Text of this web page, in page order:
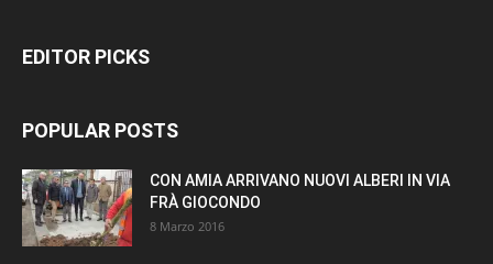
EDITOR PICKS
POPULAR POSTS
CON AMIA ARRIVANO NUOVI ALBERI IN VIA
FRÀ GIOCONDO
8 Marzo 2016